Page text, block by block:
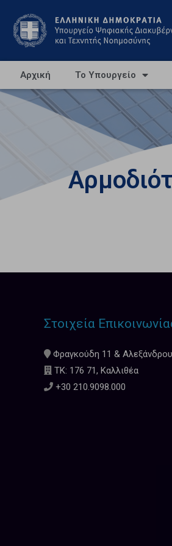
Αρχική Το Υπουργείο
Στοιχεία
Φραγκούδη 11 &
ΤΚ: 176 71, Καλλιθέα
+30 210.9098.000